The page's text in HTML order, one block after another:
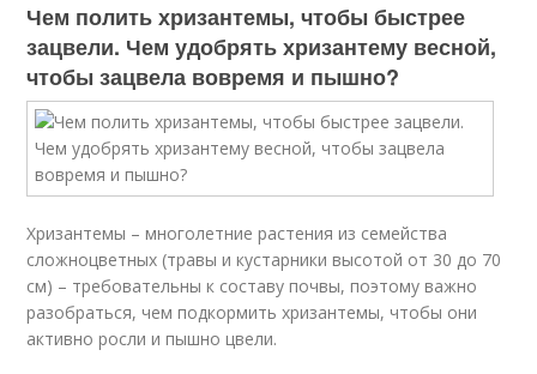
Чем полить хризантемы, чтобы быстрее
зацвели. Чем удобрять хризантему весной,
чтобы зацвела вовремя и пышно?
Хризантемы – многолетние растения из семейства
сложноцветных (травы и кустарники высотой от 30 до 70
см) – требовательны к составу почвы, поэтому важно
разобраться, чем подкормить хризантемы, чтобы они
активно росли и пышно цвели.